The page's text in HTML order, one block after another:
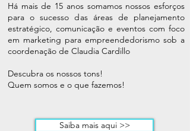
Há mais de 15 anos somamos nossos esforços
para o sucesso das áreas de planejamento
estratégico, comunicação e eventos com foco
em marketing para empreendedorismo sob a
coordenação de Claudia Cardillo
Descubra os nossos tons!
Quem somos e o que fazemos!
Saiba mais aqui >>